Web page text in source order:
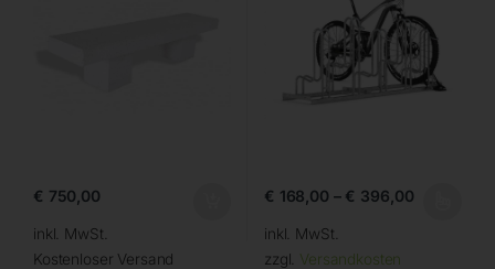
€ 750,00
inkl. MwSt.
Kostenloser Versand
€ 168,00 – € 396,00
inkl. MwSt.
zzgl. Versandkosten